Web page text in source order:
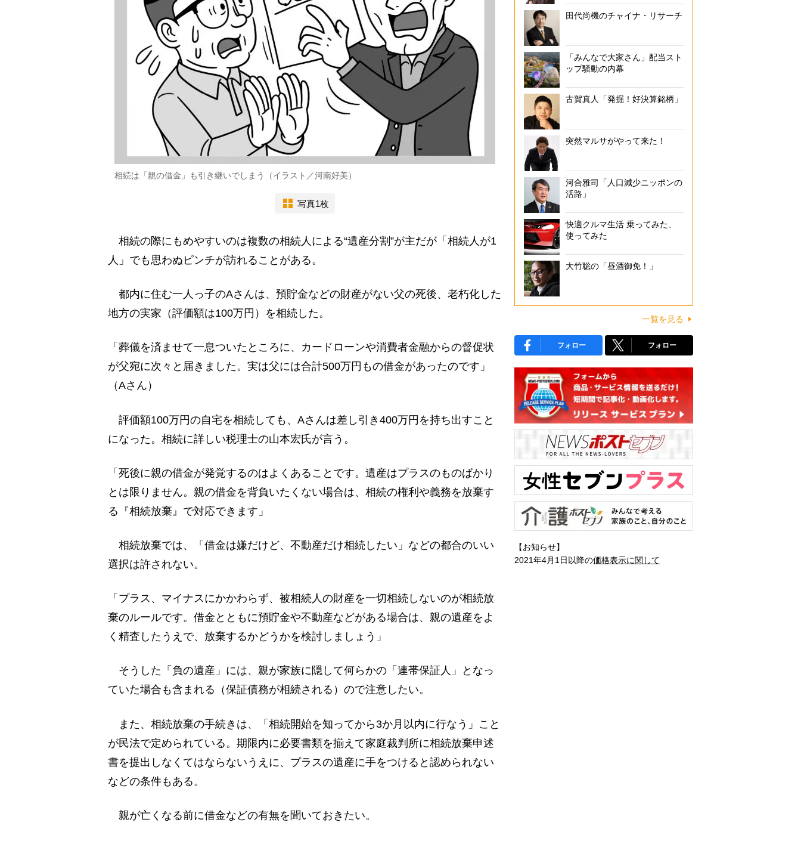
相続は「親の借金」も引き継いでしまう（イラスト／河南好美）
写真1枚
相続の際にもめやすいのは複数の相続人による“遺産分割”が主だが「相続人が1
人」でも思わぬピンチが訪れることがある。
都内に住む一人っ子のAさんは、預貯金などの財産がない父の死後、老朽化した
地方の実家（評価額は100万円）を相続した。
「葬儀を済ませて一息ついたところに、カードローンや消費者金融からの督促状
が父宛に次々と届きました。実は父には合計500万円もの借金があったのです」
（Aさん）
評価額100万円の自宅を相続しても、Aさんは差し引き400万円を持ち出すこと
になった。相続に詳しい税理士の山本宏氏が言う。
「死後に親の借金が発覚するのはよくあることです。遺産はプラスのものばかり
とは限りません。親の借金を背負いたくない場合は、相続の権利や義務を放棄す
る『相続放棄』で対応できます」
相続放棄では、「借金は嫌だけど、不動産だけ相続したい」などの都合のいい
選択は許されない。
「プラス、マイナスにかかわらず、被相続人の財産を一切相続しないのが相続放
棄のルールです。借金とともに預貯金や不動産などがある場合は、親の遺産をよ
く精査したうえで、放棄するかどうかを検討しましょう」
そうした「負の遺産」には、親が家族に隠して何らかの「連帯保証人」となっ
ていた場合も含まれる（保証債務が相続される）ので注意したい。
また、相続放棄の手続きは、「相続開始を知ってから3か月以内に行なう」こと
が民法で定められている。期限内に必要書類を揃えて家庭裁判所に相続放棄申述
書を提出しなくてはならないうえに、プラスの遺産に手をつけると認められない
などの条件もある。
親が亡くなる前に借金などの有無を聞いておきたい。
田代尚機のチャイナ・リサーチ
「みんなで大家さん」配当スト
ップ騒動の内幕
古賀真人「発掘！好決算銘柄」
突然マルサがやって来た！
河合雅司「人口減少ニッポンの
活路」
快適クルマ生活 乗ってみた、
使ってみた
大竹聡の「昼酒御免！」
一覧を見る
フォロー フォロー
【お知らせ】
2021年4月1日以降の価格表示に関して